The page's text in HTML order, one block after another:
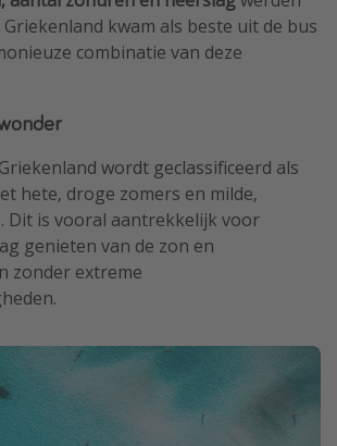
wereld
Italië
in Griekenland
kwam als beste uit de bus
combinatie van deze
wordt geclassificeerd als
hete, droge zomers en milde,
Dit is vooral aantrekkelijk voor
genieten van de zon en
zonder extreme